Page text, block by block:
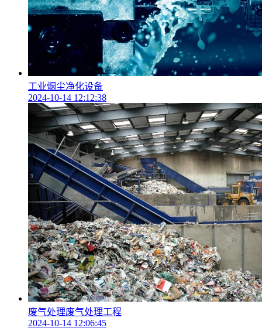
工业烟尘净化设备
2024-10-14 12:12:38
废气处理废气处理工程
2024-10-14 12:06:45